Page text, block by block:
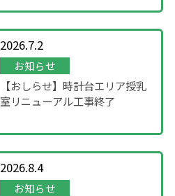
2026.7.2
お知らせ
【おしらせ】時計台エリア授乳
室リニューアル工事終了
2026.8.4
お知らせ